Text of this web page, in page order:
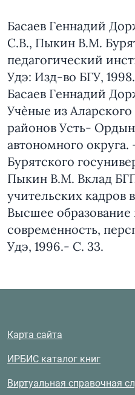
Басаев Геннадий
С.В., Пыкин В.М.
педагогический
Удэ: Изд-во БГУ,
Басаев Геннадий
Учѐные из
районов Усть-
автономного
Бурятского
Пыкин В.М. Вклад
учительских кадров
Высшее
современность,
Удэ, 1996.- С. 33.
Карта сайта
ИРБИС каталог книг
Виртуальная справочная